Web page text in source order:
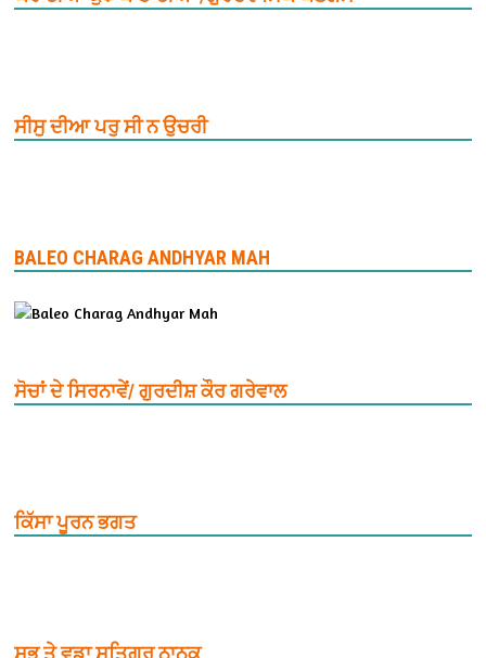
ਸੀਸੁ ਦੀਆ ਪਰੁ ਸੀ ਨ ਉਚਰੀ
BALEO CHARAG ANDHYAR MAH
ਸੋਚਾਂ ਦੇ ਸਿਰਨਾਵੇਂ/ ਗੁਰਦੀਸ਼ ਕੌਰ ਗਰੇਵਾਲ
ਕਿੱਸਾ ਪੂਰਨ ਭਗਤ
ਸਭ ਤੇ ਵਡਾ ਸਤਿਗੁਰ ਨਾਨਕ